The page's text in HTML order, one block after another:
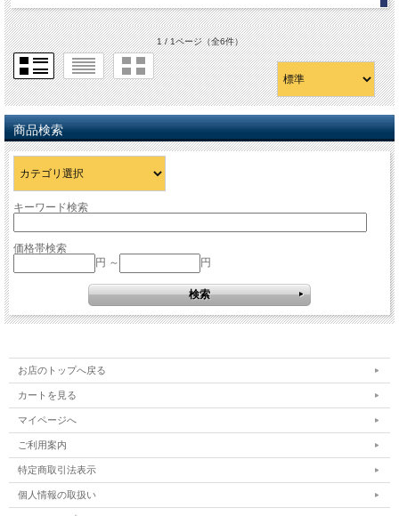
1 / 1ページ（全6件）
商品検索
キーワード検索
価格帯検索
円 ～
円
お店のトップへ戻る
カートを見る
マイページへ
ご利用案内
特定商取引法表示
個人情報の取扱い